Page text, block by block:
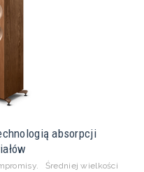
absorpcji
Średniej wielkości